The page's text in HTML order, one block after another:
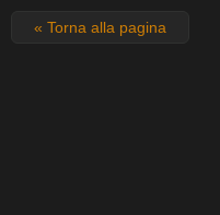
« Torna alla pagina